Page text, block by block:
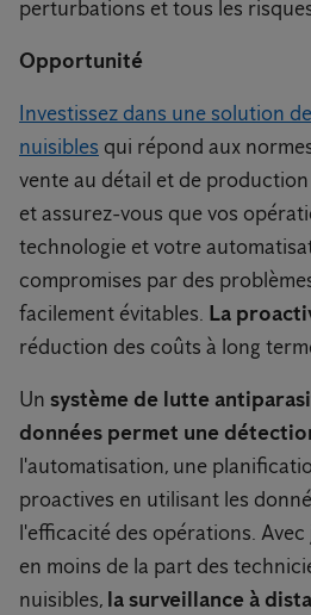
perturbations et tous les
Opportunité
Investissez dans une solution
nuisibles qui répond aux
vente au détail et de
et assurez-vous que vos
technologie et votre
compromises par des
facilement évitables. La
réduction des coûts à long
Un système de lutte
données permet une
l'automatisation, une
proactives en utilisant les
l'efficacité des opérations. Avec
en moins de la part des
nuisibles, la surveillance à